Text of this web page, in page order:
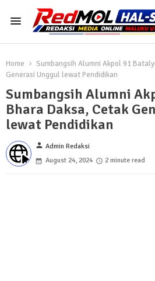
Home
Sumbangsih Alumni Akpol 91
Generasi Unggul lewat Pendidikan
Sumbangsih Alumni
Bhara Daksa, Cetak
lewat Pendidikan
person Admin Redaksi
August 24, 2024
2 minute read